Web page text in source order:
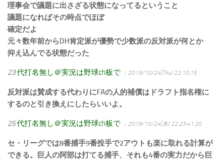
理事会で議題に出さざる状態になってるということ
議題になればその時点でほぼ
確定だよ
元々数年前からDH肯定派が優勢で少数派の反対派が何とか
抑え込んでる状態だった
23代打名無し＠実況は野球ch板で ：2019/10/24(Thu) 22:10:15
反対派は賛成する代わりにFAの人的補償はドラフト指名権に
するのと引き換えにしたらいいよ。
25代打名無し＠実況は野球ch板で ：2019/10/24(木) 22:23:41.20
セ・リーグでは8番捕手9番投手で2アウトも楽に取れる計算が
できる。巨人の阿部は打てる捕手、それも4番の実力だから巨